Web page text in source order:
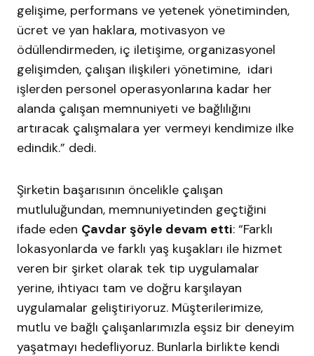
gelişime, performans ve yetenek yönetiminden,
ücret ve yan haklara, motivasyon ve
ödüllendirmeden, iç iletişime, organizasyonel
gelişimden, çalışan ilişkileri yönetimine, idari
işlerden personel operasyonlarına kadar her
alanda çalışan memnuniyeti ve bağlılığını
artıracak çalışmalara yer vermeyi kendimize ilke
edindik.” dedi.
Şirketin başarısının öncelikle çalışan
mutluluğundan, memnuniyetinden geçtiğini
ifade eden Çavdar şöyle devam etti: “Farklı
lokasyonlarda ve farklı yaş kuşakları ile hizmet
veren bir şirket olarak tek tip uygulamalar
yerine, ihtiyacı tam ve doğru karşılayan
uygulamalar geliştiriyoruz. Müşterilerimize,
mutlu ve bağlı çalışanlarımızla eşsiz bir deneyim
yaşatmayı hedefliyoruz. Bunlarla birlikte kendi